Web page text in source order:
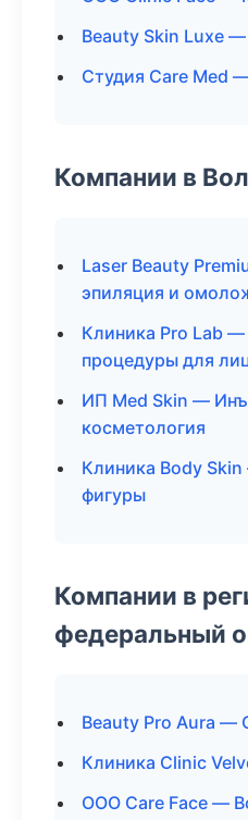
Beauty Skin Luxe
Студия Care Med
Компании в
Laser Beauty
эпиляция и
Клиника Pro Lab
процедуры для
ИП Med Skin —
косметология
Клиника Body
фигуры
Компании в
федеральный
Beauty Pro Aura —
Клиника Clinic
ООО Care Face —